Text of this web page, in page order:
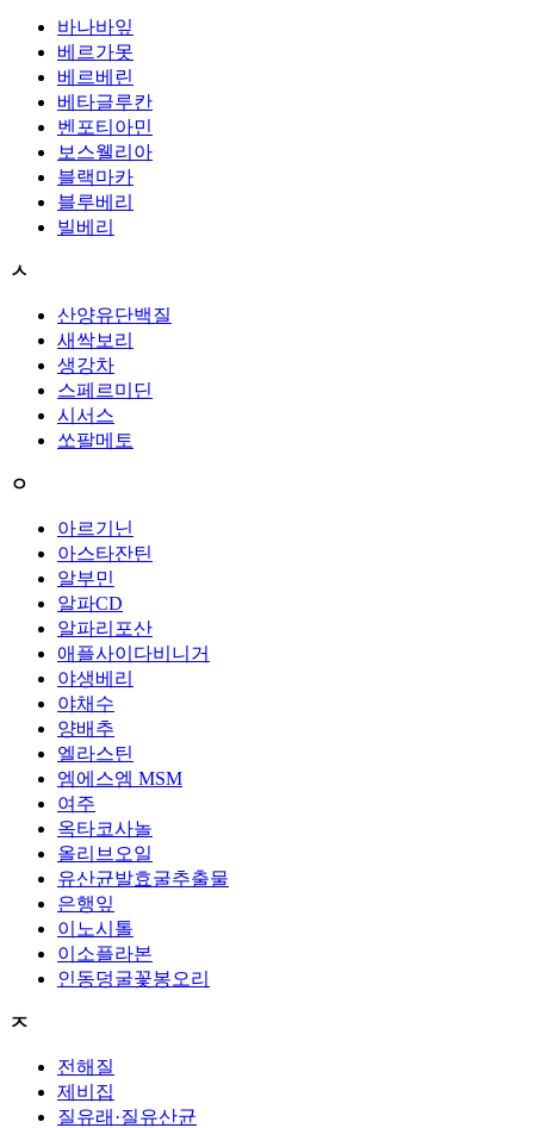
바나바잎
베르가못
베르베린
베타글루칸
벤포티아민
보스웰리아
블랙마카
블루베리
빌베리
ㅅ
산양유단백질
새싹보리
생강차
스페르미딘
시서스
쏘팔메토
ㅇ
아르기닌
아스타잔틴
알부민
알파CD
알파리포산
애플사이다비니거
야생베리
야채수
양배추
엘라스틴
엠에스엠 MSM
여주
옥타코사놀
올리브오일
유산균발효굴추출물
은행잎
이노시톨
이소플라본
인동덩굴꽃봉오리
ㅈ
전해질
제비집
질유래·질유산균